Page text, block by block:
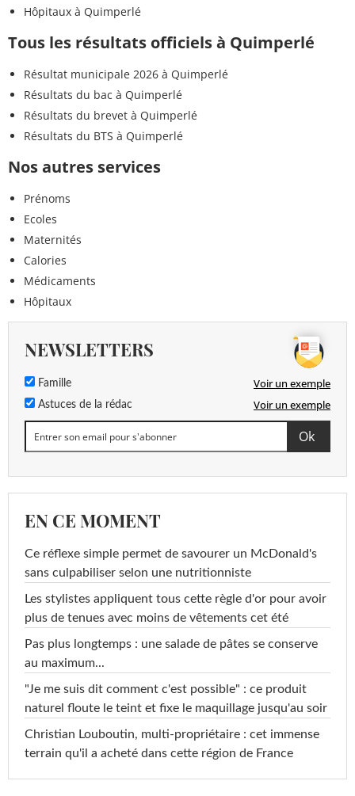
Hôpitaux à Quimperlé
Tous les résultats officiels à Quimperlé
Résultat municipale 2026 à Quimperlé
Résultats du bac à Quimperlé
Résultats du brevet à Quimperlé
Résultats du BTS à Quimperlé
Nos autres services
Prénoms
Ecoles
Maternités
Calories
Médicaments
Hôpitaux
NEWSLETTERS
Famille Voir un exemple
Astuces de la rédac Voir un exemple
EN CE MOMENT
Ce réflexe simple permet de savourer un McDonald's
sans culpabiliser selon une nutritionniste
Les stylistes appliquent tous cette règle d'or pour avoir
plus de tenues avec moins de vêtements cet été
Pas plus longtemps : une salade de pâtes se conserve
au maximum...
"Je me suis dit comment c'est possible" : ce produit
naturel floute le teint et fixe le maquillage jusqu'au soir
Christian Louboutin, multi-propriétaire : cet immense
terrain qu'il a acheté dans cette région de France